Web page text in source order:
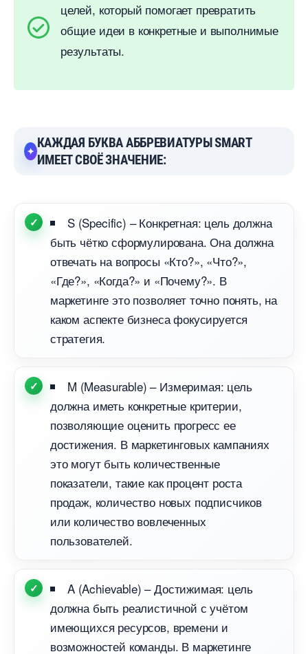
целей, который помогает превратить
общие идеи в конкретные и выполнимые
результаты.
КАЖДАЯ БУКВА АББРЕВИАТУРЫ SMART
ИМЕЕТ СВОЁ ЗНАЧЕНИЕ:
S (Specific) – Конкретная: цель должна
ыть чётко сформулирована. Она должна
отвечать на вопросы «Кто?», «Что?»,
«Где?», «Когда?» и «Почему?».
маркетинге это позволяет точно понять, на
каком аспекте бизнеса фокусируется
стратегия.
M (Measurable) – Измеримая: цель
должна иметь конкретные критерии,
позволяющие оценить прогресс ее
достижения. В маркетинговых кампаниях
это могут быть количественные
показатели, такие как процент роста
продаж, количество новых подписчико
или количество вовлеченных
пользователей.
A (Achievable) – Достижимая: цель
должна быть реалистичной с учётом
имеющихся ресурсов, времени и
озможностей команды. В маркетинге